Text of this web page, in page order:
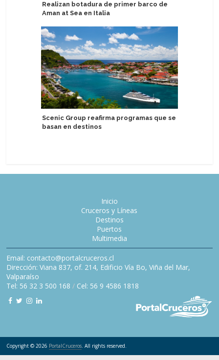
Realizan botadura de primer barco de
Aman at Sea en Italia
Scenic Group reafirma programas que se
basan en destinos
Inicio
Cruceros y Líneas
Destinos
Puertos
Multimedia
Email: contacto@portalcruceros.cl
Dirección: Viana 837, of. 214, Edificio Vía Bo, Viña del Mar,
Valparaíso
Tel: 56 32 3 500 168 / Cel: 56 9 4586 1818
Copyright © 2026 PortalCruceros. All rights reserved.